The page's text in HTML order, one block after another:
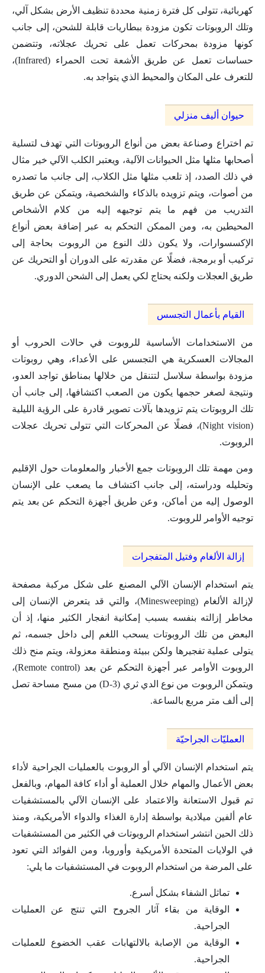
كهربائية، تتولى كل فترة زمنية محددة تنظيف الأرض بشكل آلي،
وتلك الروبوتات تكون مزودة ببطاريات قابلة للشحن، إلى جانب
كونها مزودة بمحركات تعمل على تحريك عجلاته، وتتضمن
حساسات تعمل عن طريق الأشعة تحت الحمراء (Infrared)،
للتعرف على المكان والمحيط الذي يتواجد به.
حيوان أليف منزلي
تم اختراع وصناعة بعض من أنواع الروبوتات التي تهدف لتسلية
أصحابها مثلها مثل الحيوانات الآلية، ويعتبر الكلب الآلي خير مثال
في ذلك الصدد، إذ تلعب مثلها مثل الكلاب، إلى جانب ما تصدره
من أصوات، ويتم تزويده بالذكاء والشخصية، ويتمكن عن طريق
التدريب من فهم ما يتم توجيهه إليه من كلام الأشخاص
المحيطين به، ومن الممكن التحكم به عبر إضافة بعض أنواع
الإكسسوارات، ولا يكون ذلك النوع من الروبوت بحاجة إلى
تركيب أو برمجة، فضلًا عن مقدرته على الدوران أو التحريك عن
طريق العجلات ولكنه يحتاج لكي يعمل إلى الشحن الدوري.
القيام بأعمال التجسس
من الاستخدامات الأساسية للروبوت في حالات الحروب أو
المجالات العسكرية هي التجسس على الأعداء، وهي روبوتات
مزودة بواسطة سلاسل لتتنقل من خلالها بمناطق تواجد العدو،
ونتيجة لصغر حجمها يكون من الصعب اكتشافها، إلى جانب أن
تلك الروبوتات يتم تزويدها بآلات تصوير قادرة على الرؤية الليلية
(Night vision)، فضلًا عن المحركات التي تتولى تحريك عجلات
الروبوت.
ومن مهمة تلك الروبوتات جمع الأخبار والمعلومات حول الإقليم
وتحليله ودراسته، إلى جانب اكتشاف ما يصعب على الإنسان
الوصول إليه من أماكن، وعن طريق أجهزة التحكم عن بعد يتم
توجيه الأوامر للروبوت.
إزالة الألغام وفتيل المتفجرات
يتم استخدام الإنسان الآلي المصنع على شكل مركبة مصفحة
لإزالة الألغام (Minesweeping)، والتي قد يتعرض الإنسان إلى
مخاطر إزالته بنفسه بسبب إمكانية انفجار الكثير منها، إذ أن
البعض من تلك الروبوتات يسحب اللغم إلى داخل جسمه، ثم
يتولى عملية تفجيرها ولكن ببيئة ومنطقة معزولة، ويتم منح ذلك
الروبوت الأوامر عبر أجهزة التحكم عن بعد (Remote control)،
ويتمكن الروبوت من نوع الدي ثري (D-3) من مسح مساحة تصل
إلى ألف متر مربع بالساعة.
العمليّات الجراحيّة
يتم استخدام الإنسان الآلي أو الروبوت بالعمليات الجراحية لأداء
بعض الأعمال والمهام خلال العملية أو أداء كافة المهام، وبالفعل
تم قبول الاستعانة والاعتماد على الإنسان الآلي بالمستشفيات
عام ألفين ميلادية بواسطة إدارة الغذاء والدواء الأمريكية، ومنذ
ذلك الحين انتشر استخدام الروبوتات في الكثير من المستشفيات
في الولايات المتحدة الأمريكية وأوروبا، ومن الفوائد التي تعود
على المرضة من استخدام الروبوت في المستشفيات ما يلي:
تماثل الشفاء بشكل أسرع.
الوقاية من بقاء آثار الجروح التي تنتج عن العمليات
الجراحية.
الوقاية من الإصابة بالالتهابات عقب الخضوع للعمليات
الجراحية.